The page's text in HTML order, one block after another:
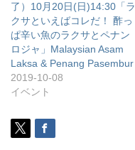
了）10月20日(日)14:30「ラ
クサといえばコレだ！ 酢っ
ぱ辛い魚のラクサとペナン
ロジャ」Malaysian Asam
Laksa & Penang Pasembur
2019-10-08
イベント